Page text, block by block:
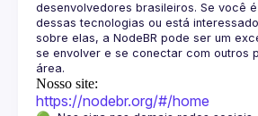
desenvolvedores brasileiros. Se você
dessas tecnologias ou está
sobre elas, a NodeBR pode ser um
se envolver e se conectar com outros
Nosso site:
https://nodebr.org/#/home